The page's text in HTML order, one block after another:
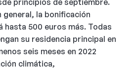
general, la bonificación
hasta 500 euros más. Todas
su residencia principal en
seis meses en 2022
climática,